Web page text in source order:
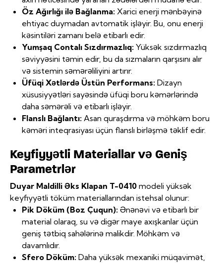
Öz Ağırlığı ilə Bağlanma: Xarici enerji mənbəyinə
ehtiyac duymadan avtomatik işləyir. Bu, onu enerji
kəsintiləri zamanı belə etibarlı edir.
Yumşaq Contalı Sızdırmazlıq: Yüksək sızdırmazlıq
səviyyəsini təmin edir, bu da sızmaların qarşısını alır
və sistemin səmərəliliyini artırır.
Üfüqi Xətlərdə Üstün Performans: Dizayn
xüsusiyyətləri sayəsində üfüqi boru kəmərlərində
daha səmərəli və etibarlı işləyir.
Flanslı Bağlantı: Asan quraşdırma və möhkəm boru
kəməri inteqrasiyası üçün flanslı birləşmə təklif edir.
Keyfiyyətli Materiallar və Geniş
Parametrlər
Duyar Maldilli Əks Klapan T-0410 modeli yüksək
keyfiyyətli töküm materiallarından istehsal olunur:
Pik Döküm (Boz Çuqun): Ənənəvi və etibarlı bir
material olaraq, su və digər maye axışkanlar üçün
geniş tətbiq sahələrinə malikdir. Möhkəm və
davamlıdır.
Sfero Döküm: Daha yüksək mexaniki müqavimət,